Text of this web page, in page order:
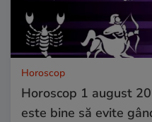
Horoscop
Horoscop 1 august
este bine să evite